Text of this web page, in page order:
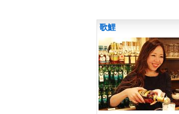
歌鯉